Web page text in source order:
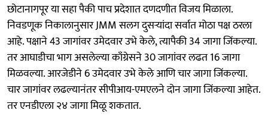
छोटानागपूर या सहा पैकी पाच प्रदेशात दणदणीत विजय मिळाला.
निवडणूक निकालानुसार JMM सलग दुसऱ्यांदा सर्वात मोठा पक्ष ठरला
आहे. पक्षाने 43 जागांवर उमेदवार उभे केले, त्यापैकी 34 जागा जिंकल्या.
तर आघाडीचा भाग असलेल्या काँग्रेसने 30 जागांवर लढत 16 जागा
मिळवल्या. आरजेडीने 6 उमेदवार उभे केले आणि चार जागा जिंकल्या.
चार जागांवर लढल्यानंतर सीपीआय-एमएलने दोन जागा जिंकल्या आहेत.
तर एनडीएला २४ जागा मिळू शकतात.